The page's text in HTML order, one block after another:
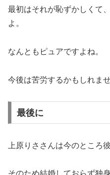
最初はそれが恥ずかしくて
よ。
なんともピュアですよね。
今後は苦労するかもしれませ
最後に
上原りささんは今のところ